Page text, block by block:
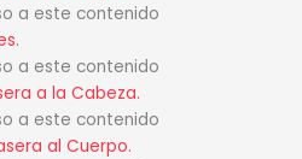
a este contenido
a este contenido
a la Cabeza.
a este contenido
al Cuerpo.